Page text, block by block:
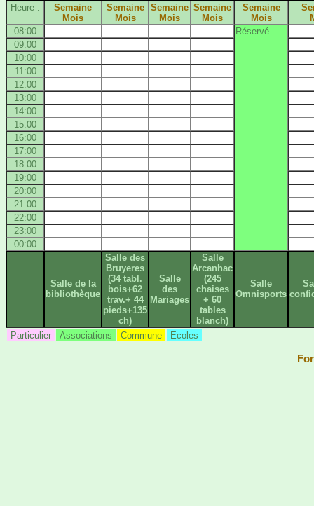
Heure :
Semaine
Mois
Semaine
Mois
Semaine
Mois
Semaine
Mois
Semaine
Mois
08:00
Réservé
09:00
10:00
11:00
12:00
13:00
14:00
15:00
16:00
17:00
18:00
19:00
20:00
21:00
22:00
23:00
00:00
Salle de la
bibliothèque
Salle des
Bruyeres
(34 tabl.
bois+62
trav.+ 44
pieds+135
ch)
Salle
des
Mariages
Salle
Arcanhac
(245
chaises
+ 60
tables
blanch)
Salle
Omnisports
Particulier Associations Commune Ecoles